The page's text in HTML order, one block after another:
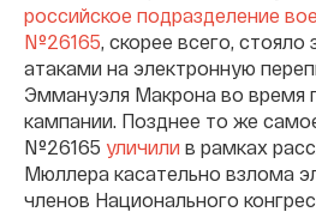
российское подразделение
№26165, скорее всего, стояло
атаками на электронную
Эммануэля Макрона во время
кампании. Позднее то же
№26165 уличили в рамках
Мюллера касательно взлома
членов Национального